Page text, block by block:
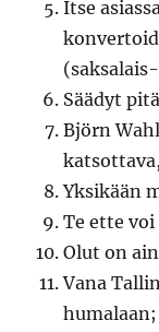
Itse
Säädyt
Björn
Yksikään
Te ette
Olut on
Vana